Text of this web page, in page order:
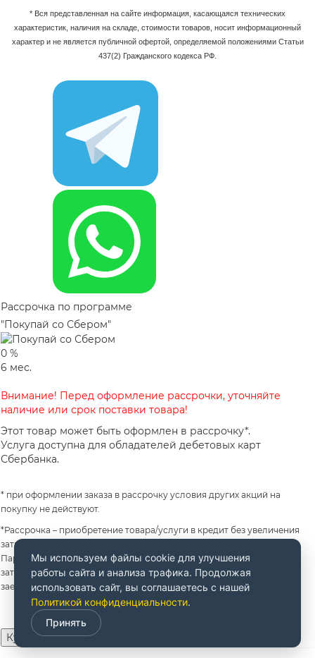
* Вся представленная на сайте информация, касающаяся технических
характеристик, наличия на складе, стоимости товаров, носит информационный
характер и не является публичной офертой, определяемой положениями Статьи
437(2) Гражданского кодекса РФ.
Рассрочка по программе
"Покупай со Сбером"
0 %
6 мес.
Внимание! Перед оформление рассрочки, уточняйте
наличие или срок поставки товара!
Этот товар может быть оформлен в рассрочку*.
Услуга доступна для обладателей дебетовых карт
Сбербанка.
* при оформлении заказа в рассрочку условия других акций на
покупку не действуют.
*Рассрочка – приобретение товара/услуги в кредит без увеличения
затрат на приобретение товара/услуги за счет предоставления
Партнером Банка (продавцом) скидки на товар/услугу. Увеличение
затрат не происходит только в случае надлежащего исполнения
заемщиком своих обязательств по кредитному договору.
Купить за
Мы используем файлы cookie для улучшения
работы сайта и анализа трафика. Продолжая
использовать сайт, вы соглашаетесь с нашей
Политикой конфиденциальности.
Принять